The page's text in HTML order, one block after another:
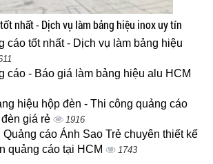
nhất - Dịch vụ làm bảng hiệu inox uy tín
cáo tốt nhất - Dịch vụ làm bảng hiệu
cáo - Báo giá làm bảng hiệu alu HCM
hiệu hộp đèn - Thi công quảng cáo
giá rẻ
1916
cáo Ánh Sao Trẻ chuyên thiết kế
quảng cáo tại HCM
1743